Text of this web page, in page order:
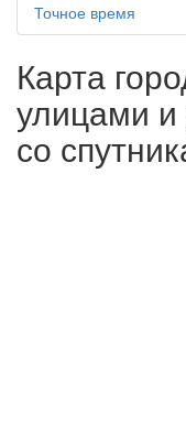
Точное время
Карта
улицами
со